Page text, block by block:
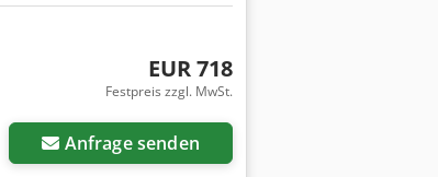
EUR 718
Festpreis zzgl. MwSt.
Anfrage senden